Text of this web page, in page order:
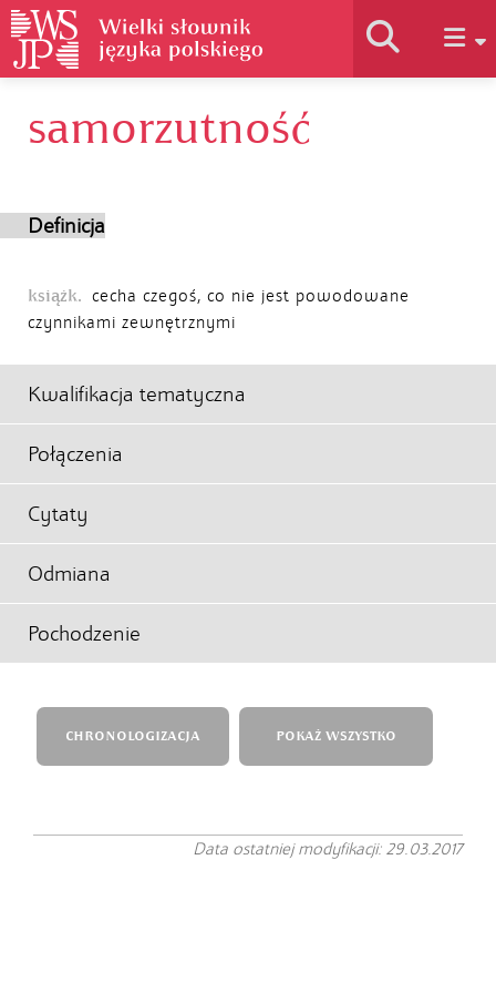
Historia słownika
samorzutność
Definicja
książk. cecha czegoś, co nie jest powodowane
czynnikami zewnętrznymi
Kwalifikacja tematyczna
Połączenia
Cytaty
Odmiana
Pochodzenie
CHRONOLOGIZACJA POKAŻ WSZYSTKO
Data ostatniej modyfikacji: 29.03.2017